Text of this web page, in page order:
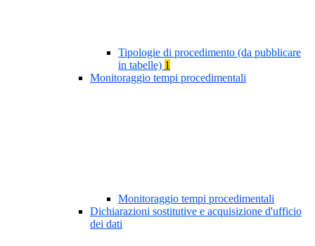
Tipologie di procedimento (da pubblicare
in tabelle) 1
Monitoraggio tempi procedimentali
Monitoraggio tempi procedimentali
Dichiarazioni sostitutive e acquisizione d'ufficio
dei dati